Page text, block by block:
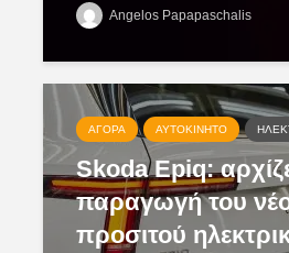
Angelos Papapaschalis
ΑΓΟΡΆ ΑΥΤΟΚΊΝΗΤΟ
Skoda Epiq:
παραγωγή του
προσιτού